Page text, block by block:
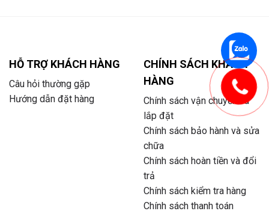
HỖ TRỢ KHÁCH HÀNG
Câu hỏi thường gặp
Hướng dẫn đặt hàng
CHÍNH SÁCH KHÁCH
HÀNG
Chính sách vận chuyển và
lắp đặt
Chính sách bảo hành và sửa
chữa
Chính sách hoàn tiền và đổi
trả
Chính sách kiểm tra hàng
Chính sách thanh toán